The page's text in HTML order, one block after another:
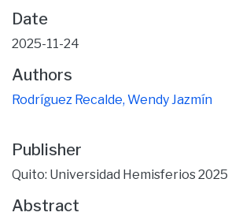
Date
2025-11-24
Authors
Rodríguez Recalde, Wendy Jazmín
Publisher
Quito: Universidad Hemisferios 2025
Abstract